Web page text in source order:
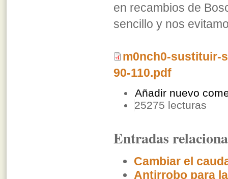
en recambios de
sencillo y nos
m0nch0-sustituir-
90-110.pdf
Añadir nuevo
25275 lecturas
Entradas
Cambiar el
Antirrobo para